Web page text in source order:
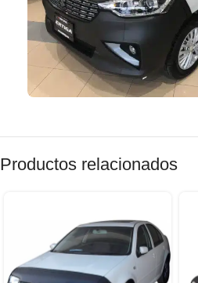
Productos relacionados